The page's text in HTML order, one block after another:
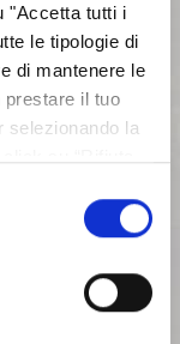
"Accetta tutti i
le tipologie di
di mantenere le
prestare il tuo
selezionando la
Per maggiori
sui cookie